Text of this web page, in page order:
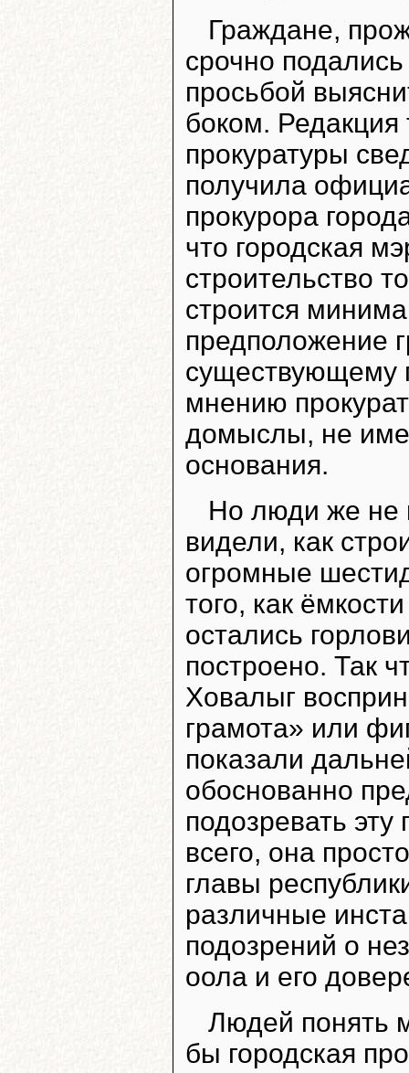
Граждане,
срочно
просьбой
боком. Редакция
прокуратуры
получила
прокурора
что городская
строительство
строится
предположение
существующему
мнению
домыслы, не
основания.
Но люди же не
видели, как
огромные
того, как
остались
построено. Так
Ховалыг
грамота» или
показали
обоснованно
подозревать
всего, она
главы
различные
подозрений о
оола и его
Людей понять
бы городская